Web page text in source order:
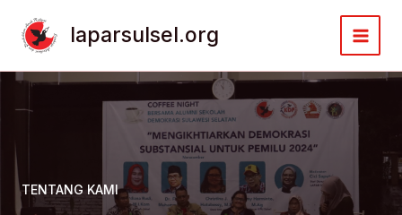
konten
laparsulsel.org
TENTANG KAMI